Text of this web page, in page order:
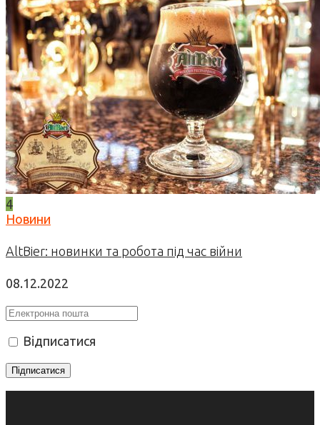
4
Новини
AltBier: новинки та робота під час війни
08.12.2022
Відписатися